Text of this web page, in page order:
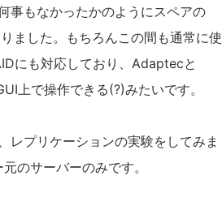
事もなかったかのようにスペアの
ました。もちろんこの間も通常に使
にも対応しており、Adaptecと
上で操作できる(?)みたいです。
レプリケーションの実験をしてみま
のサーバーのみです。